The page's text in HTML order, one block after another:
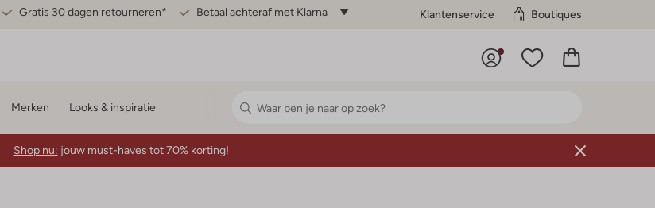
Gratis 30 dagen retourneren* Betaal achteraf met Klarna Klantenservice Boutiques
Merken Looks & inspiratie
Shop nu: jouw must-haves tot 70% korting!